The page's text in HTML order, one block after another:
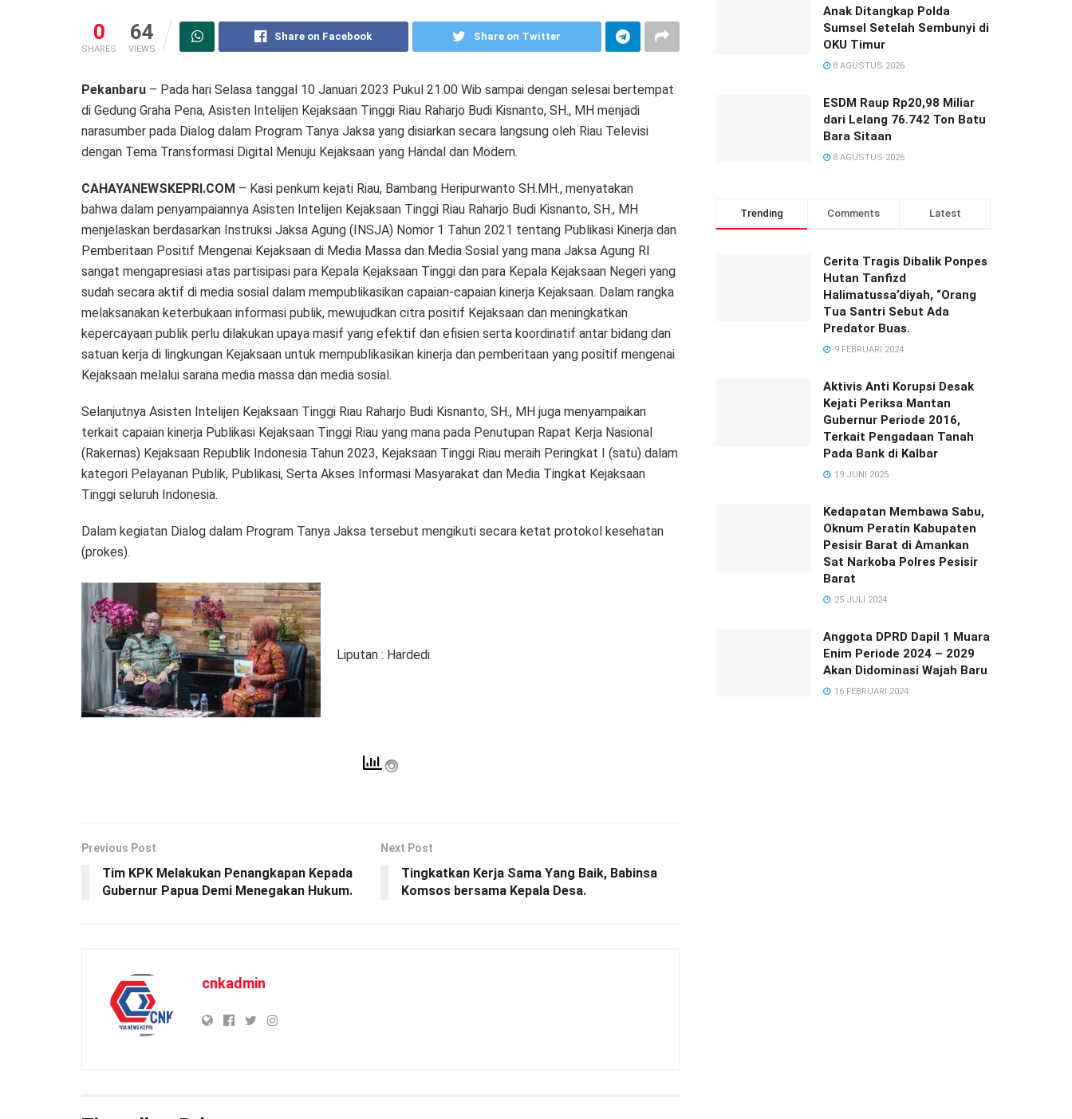
0
SHARES
64
VIEWS
Share on Facebook Share on Twitter
Pekanbaru – Pada hari Selasa tanggal 10 Januari 2023 Pukul 21.00 Wib sampai dengan selesai bertempat
di Gedung Graha Pena, Asisten Intelijen Kejaksaan Tinggi Riau Raharjo Budi Kisnanto, SH., MH menjadi
narasumber pada Dialog dalam Program Tanya Jaksa yang disiarkan secara langsung oleh Riau Televisi
dengan Tema Transformasi Digital Menuju Kejaksaan yang Handal dan Modern.
CAHAYANEWSKEPRI.COM – Kasi penkum kejati Riau, Bambang Heripurwanto SH.MH., menyatakan
bahwa dalam penyampaiannya Asisten Intelijen Kejaksaan Tinggi Riau Raharjo Budi Kisnanto, SH., MH
menjelaskan berdasarkan Instruksi Jaksa Agung (INSJA) Nomor 1 Tahun 2021 tentang Publikasi Kinerja dan
Pemberitaan Positif Mengenai Kejaksaan di Media Massa dan Media Sosial yang mana Jaksa Agung RI
sangat mengapresiasi atas partisipasi para Kepala Kejaksaan Tinggi dan para Kepala Kejaksaan Negeri yang
sudah secara aktif di media sosial dalam mempublikasikan capaian-capaian kinerja Kejaksaan. Dalam rangka
melaksanakan keterbukaan informasi publik, mewujudkan citra positif Kejaksaan dan meningkatkan
kepercayaan publik perlu dilakukan upaya masif yang efektif dan efisien serta koordinatif antar bidang dan
satuan kerja di lingkungan Kejaksaan untuk mempublikasikan kinerja dan pemberitaan yang positif mengenai
Kejaksaan melalui sarana media massa dan media sosial.
Selanjutnya Asisten Intelijen Kejaksaan Tinggi Riau Raharjo Budi Kisnanto, SH., MH juga menyampaikan
terkait capaian kinerja Publikasi Kejaksaan Tinggi Riau yang mana pada Penutupan Rapat Kerja Nasional
(Rakernas) Kejaksaan Republik Indonesia Tahun 2023, Kejaksaan Tinggi Riau meraih Peringkat I (satu) dalam
kategori Pelayanan Publik, Publikasi, Serta Akses Informasi Masyarakat dan Media Tingkat Kejaksaan
Tinggi seluruh Indonesia.
Dalam kegiatan Dialog dalam Program Tanya Jaksa tersebut mengikuti secara ketat protokol kesehatan
(prokes).
Liputan : Hardedi
Previous Post
Tim KPK Melakukan Penangkapan Kepada
Gubernur Papua Demi Menegakan Hukum.
Next Post
Tingkatkan Kerja Sama Yang Baik, Babinsa
Komsos bersama Kepala Desa.
cnkadmin
Anak Ditangkap Polda
Sumsel Setelah Sembunyi di
OKU Timur
8 AGUSTUS 2026
ESDM Raup Rp20,98 Miliar
dari Lelang 76.742 Ton Batu
Bara Sitaan
8 AGUSTUS 2026
Trending Comments Latest
Cerita Tragis Dibalik Ponpes
Hutan Tanfizd
Halimatussa’diyah, “Orang
Tua Santri Sebut Ada
Predator Buas.
9 FEBRUARI 2024
Aktivis Anti Korupsi Desak
Kejati Periksa Mantan
Gubernur Periode 2016,
Terkait Pengadaan Tanah
Pada Bank di Kalbar
19 JUNI 2025
Kedapatan Membawa Sabu,
Oknum Peratin Kabupaten
Pesisir Barat di Amankan
Sat Narkoba Polres Pesisir
Barat
25 JULI 2024
Anggota DPRD Dapil 1 Muara
Enim Periode 2024 – 2029
Akan Didominasi Wajah Baru
16 FEBRUARI 2024